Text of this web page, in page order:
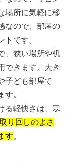
場所に気軽に移
なので、部屋の
トです。
、狭い場所や机
できます。大き
子ども部屋で
す。
る軽快さは、寒
取り回しのよさ
す。